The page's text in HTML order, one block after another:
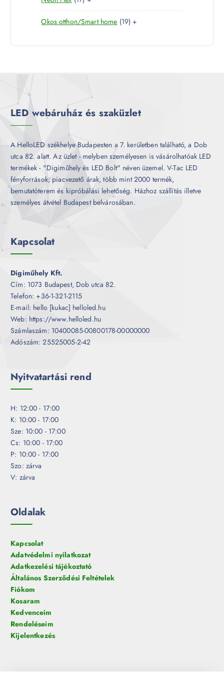
k
m
e
r
é
7
t
r
Okos otthon/Smart home 191
t
+
LED webáruház és szaküzlet
A HelloLED székhelye Budapesten a 7. kerületben található, a Dob
utca 82. alatt. Az üzlet - melyben személyesen is vásárolhatóak LED
termékek - "Digiműhely és LED Bolt" néven üzemel. V-Tac LED
fényforrások, piacvezető árak, több mint 2000 termék,
bemutatóterem és kipróbálási lehetőség. Házhoz szállítás illetve
személyes átvétel Budapest belvárosában.
Kapcsolat
Digiműhely Kft.
Cím: 1073 Budapest, Dob utca 82.
Telefon: +36-1-321-2115
E-mail: hello [kukac] helloled.hu
Web: https://www.helloled.hu
Számlaszám: 10400085-00800178-00000000
Adószám: 25525005-2-42
Nyitvatartási rend
H: 12:00 - 17:00
K: 10:00 - 17:00
Sze: 10:00 - 17:00
Cs: 10:00 - 17:00
P: 10:00 - 17:00
Szo: zárva
V: zárva
Oldalak
Kapcsolat
Adatvédelmi nyilatkozat
Adatkezelési tájékoztató
Általános Szerződési Feltételek
Fiókom
Kosaram
Kedvenceim
Rendeléseim
Kijelentkezés